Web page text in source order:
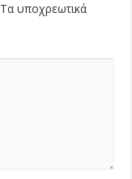
Τα υποχρεωτικά